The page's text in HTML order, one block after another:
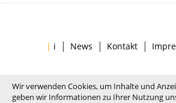
| i | News | Kontakt |
Wir verwenden Cookies, um Inhalte und
geben wir Informationen zu Ihrer Nutzung